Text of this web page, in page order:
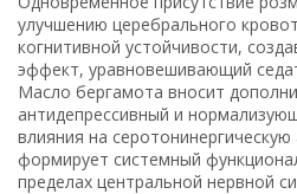
улучшению церебрального
когнитивной устойчивости,
эффект, уравновешивающий
Масло бергамота вносит
антидепрессивный и
влияния на
формирует системный
пределах центральной нервной